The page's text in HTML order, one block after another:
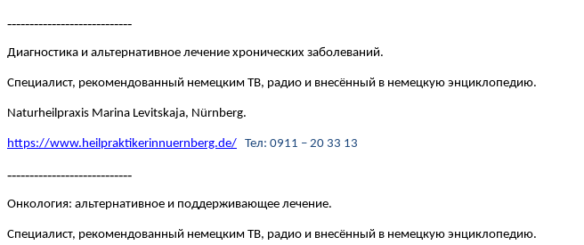
----------------------------
Диагностика и альтернативное лечение хронических заболеваний.
Специалист, рекомендованный немецким ТВ, радио и внесённый в немецкую энциклопедию.
Naturheilpraxis Marina Levitskaja, Nürnberg.
https://www.heilpraktikerinnuernberg.de/ Teл: 0911 – 20 33 13
----------------------------
Онкология: альтернативное и поддерживающее лечение.
Специалист, рекомендованный немецким ТВ, радио и внесённый в немецкую энциклопедию.